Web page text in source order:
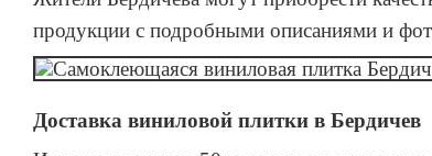
продукции с подробными описаниями и
Доставка виниловой плитки в Бердичев